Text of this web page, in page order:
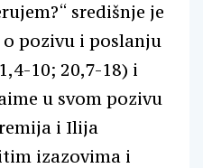
središnje je
pozivu i poslanju
10; 20,7-18) i
u svom pozivu
i Ilija
izazovima i